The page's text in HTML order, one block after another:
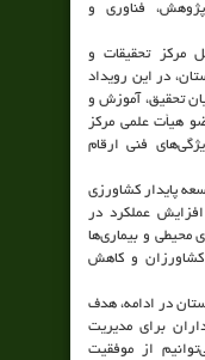
فناوری و
مرکز تحقیقات و
در این رویداد
تحقیق، آموزش و
هیأت علمی مرکز
فنی ارقام
پایدار کشاورزی
افزایش عملکرد در
محیطی و بیماری‌ها
و کاهش
در ادامه، هدف
برای مدیریت
از موفقیت